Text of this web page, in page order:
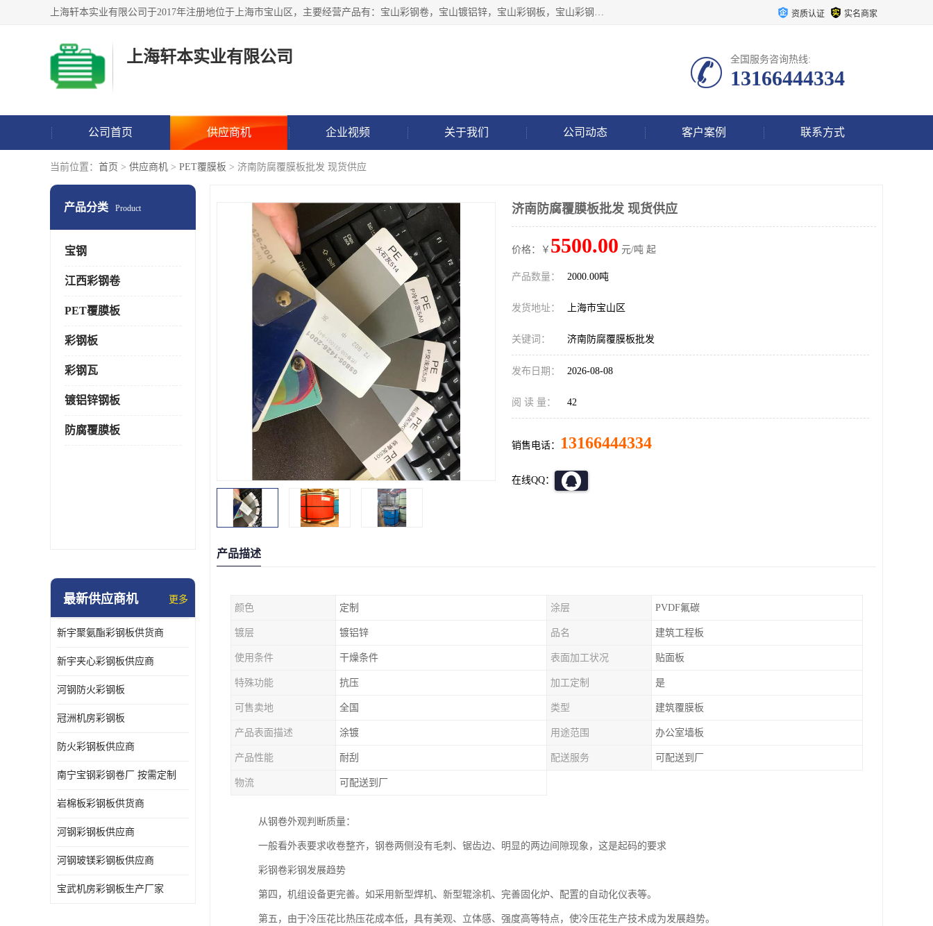
上海轩本实业有限公司于2017年注册地位于上海市宝山区，主要经营产品有：宝山彩钢卷，宝山镀铝锌，宝山彩钢板，宝山彩钢瓦等产品的生产和销售。 资质认证 实名商家
上海轩本实业有限公司 全国服务咨询热线:
13166444334
公司首页 供应商机 企业视频 关于我们 公司动态 客户案例 联系方式
当前位置： 首页 > 供应商机 > PET覆膜板 > 济南防腐覆膜板批发 现货供应
产品分类 Product
宝钢
江西彩钢卷
PET覆膜板
彩钢板
彩钢瓦
镀铝锌钢板
防腐覆膜板
最新供应商机 更多
新宇聚氨酯彩钢板供货商
新宇夹心彩钢板供应商
河钢防火彩钢板
冠洲机房彩钢板
防火彩钢板供应商
南宁宝钢彩钢卷厂 按需定制
岩棉板彩钢板供货商
河钢彩钢板供应商
河钢玻镁彩钢板供应商
宝武机房彩钢板生产厂家
济南防腐覆膜板批发 现货供应
价格：￥ 5500.00 元/吨 起
产品数量： 2000.00吨
发货地址： 上海市宝山区
关键词： 济南防腐覆膜板批发
发布日期： 2026-08-08
阅 读 量： 42
销售电话： 13166444334
在线QQ：
产品描述
颜色 定制 涂层 PVDF氟碳
镀层 镀铝锌 品名 建筑工程板
使用条件 干燥条件 表面加工状况 贴面板
特殊功能 抗压 加工定制 是
可售卖地 全国 类型 建筑覆膜板
产品表面描述 涂镀 用途范围 办公室墙板
产品性能 耐刮 配送服务 可配送到厂
物流 可配送到厂
从钢卷外观判断质量：
一般看外表要求收卷整齐，钢卷两侧没有毛刺、锯齿边、明显的两边间隙现象，这是起码的要求
彩钢卷彩钢发展趋势
第四，机组设备更完善。如采用新型焊机、新型辊涂机、完善固化炉、配置的自动化仪表等。
第五，由于冷压花比热压花成本低，具有美观、立体感、强度高等特点，使冷压花生产技术成为发展趋势。